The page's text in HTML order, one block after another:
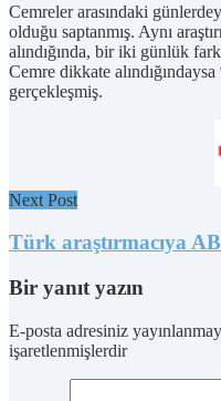
Cemreler arasındaki
olduğu saptanmış. Aynı
alındığında, bir iki günlük
Cemre dikkate
gerçekleşmiş.
Next Post
Türk araştırmacıya
Bir yanıt yazın
E-posta adresiniz
işaretlenmişlerdir